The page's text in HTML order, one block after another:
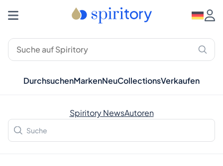
DurchsuchenMarkenNeuCollectionsVerkaufen
Spiritory NewsAutoren